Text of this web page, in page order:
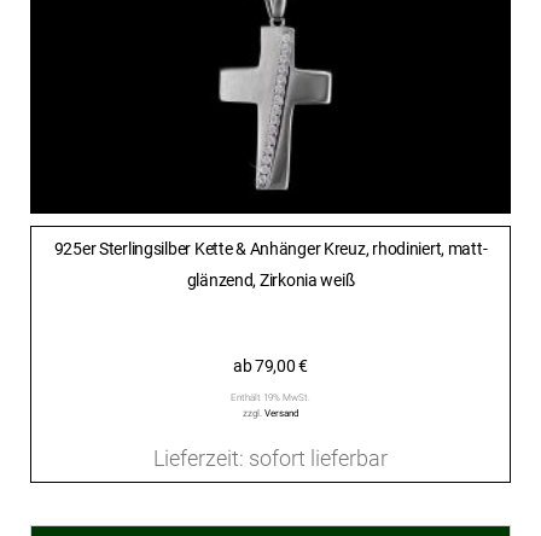
925er Sterlingsilber Kette & Anhänger Kreuz, rhodiniert, matt-
glänzend, Zirkonia weiß
ab79,00€
Enthält 19% MwSt.
zzgl. Versand
Lieferzeit: sofort lieferbar